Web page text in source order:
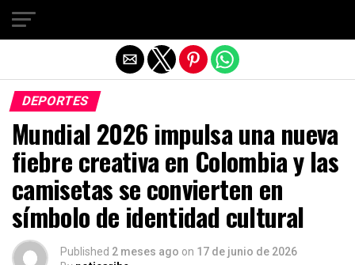
DEPORTES
Mundial 2026 impulsa una nueva
fiebre creativa en Colombia y las
camisetas se convierten en
símbolo de identidad cultural
Published 2 meses ago on 17 de junio de 2026